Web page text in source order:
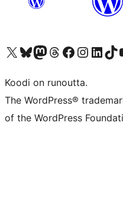
Visit our X (formerly Twitter) account
Visit our Bluesky account
Visit our Mastodon account
Visit our Threads account
Visit our Facebook page
Visit our Instagram
Visit ourVisit our
Koodi on runoutta.
The WordPress®
of the WordPress